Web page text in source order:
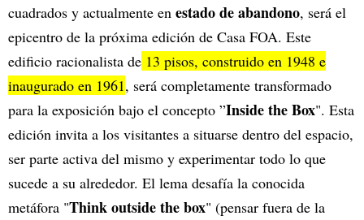
cuadrados y actualmente en estado de abandono, será el
epicentro de la próxima edición de Casa FOA. Este
edificio racionalista de 13 pisos, construido en 1948 e
inaugurado en 1961, será completamente transformado
para la exposición bajo el concepto ”Inside the Box". Esta
edición invita a los visitantes a situarse dentro del espacio,
ser parte activa del mismo y experimentar todo lo que
sucede a su alrededor. El lema desafía la conocida
metáfora "Think outside the box" (pensar fuera de la